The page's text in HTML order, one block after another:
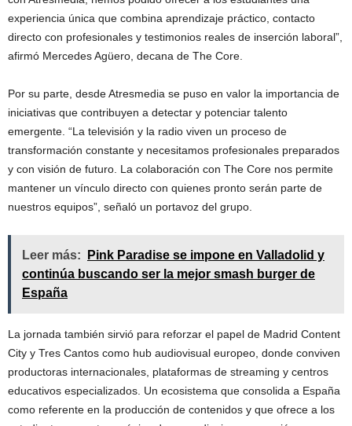
experiencia única que combina aprendizaje práctico, contacto
directo con profesionales y testimonios reales de inserción laboral”,
afirmó Mercedes Agüero, decana de The Core.
Por su parte, desde Atresmedia se puso en valor la importancia de
iniciativas que contribuyen a detectar y potenciar talento
emergente. “La televisión y la radio viven un proceso de
transformación constante y necesitamos profesionales preparados
y con visión de futuro. La colaboración con The Core nos permite
mantener un vínculo directo con quienes pronto serán parte de
nuestros equipos”, señaló un portavoz del grupo.
Leer más:
Pink Paradise se impone en Valladolid y
continúa buscando ser la mejor smash burger de
España
La jornada también sirvió para reforzar el papel de Madrid Content
City y Tres Cantos como hub audiovisual europeo, donde conviven
productoras internacionales, plataformas de streaming y centros
educativos especializados. Un ecosistema que consolida a España
como referente en la producción de contenidos y que ofrece a los